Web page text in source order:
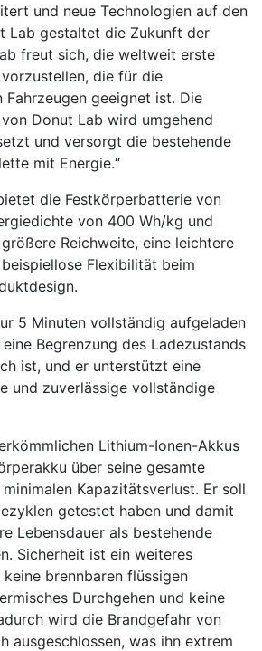
und neue Technologien auf den
Lab gestaltet die Zukunft der
freut sich, die weltweit erste
die für die
Fahrzeugen geeignet ist. Die
Donut Lab wird umgehend
und versorgt die bestehende
mit Energie.“
die Festkörperbatterie von
von 400 Wh/kg und
Reichweite, eine leichtere
Flexibilität beim
5 Minuten vollständig aufgeladen
Begrenzung des Ladezustands
ist, und er unterstützt eine
und zuverlässige vollständige
Lithium-Ionen-Akkus
über seine gesamte
Kapazitätsverlust. Er soll
getestet haben und damit
Lebensdauer als bestehende
Sicherheit ist ein weiteres
brennbaren flüssigen
Durchgehen und keine
wird die Brandgefahr von
ausgeschlossen, was ihn extrem